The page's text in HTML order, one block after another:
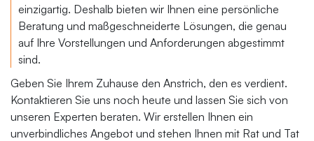
einzigartig. Deshalb bieten wir Ihnen eine persönliche
Beratung und maßgeschneiderte Lösungen, die genau
auf Ihre Vorstellungen und Anforderungen abgestimmt
sind.
Geben Sie Ihrem Zuhause den Anstrich, den es verdient.
Kontaktieren Sie uns noch heute und lassen Sie sich von
unseren Experten beraten. Wir erstellen Ihnen ein
unverbindliches Angebot und stehen Ihnen mit Rat und Tat